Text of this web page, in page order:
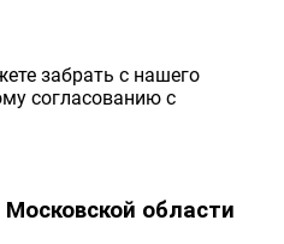
забрать с нашего
согласованию с
области